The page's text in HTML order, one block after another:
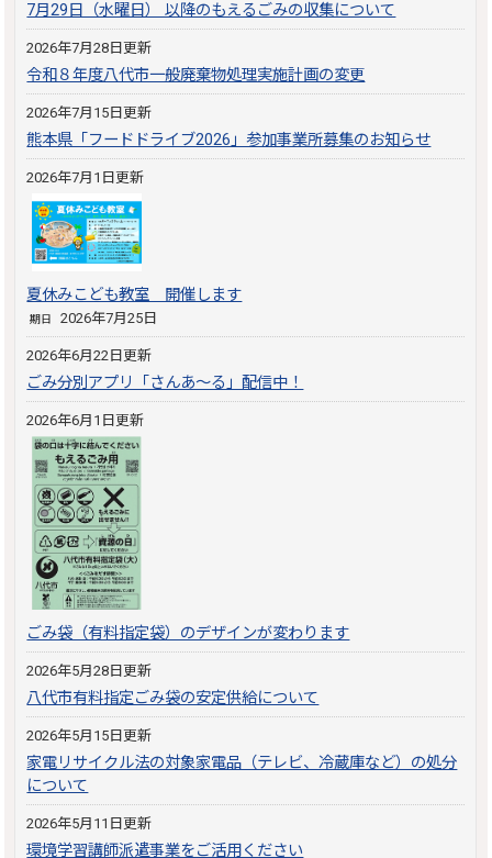
7月29日（水曜日） 以降のもえるごみの収集について
2026年7月28日更新
令和８年度八代市一般廃棄物処理実施計画の変更
2026年7月15日更新
熊本県「フードドライブ2026」参加事業所募集のお知らせ
2026年7月1日更新
夏休みこども教室 開催します
期日 2026年7月25日
2026年6月22日更新
ごみ分別アプリ「さんあ～る」配信中！
2026年6月1日更新
ごみ袋（有料指定袋）のデザインが変わります
2026年5月28日更新
八代市有料指定ごみ袋の安定供給について
2026年5月15日更新
家電リサイクル法の対象家電品（テレビ、冷蔵庫など）の処分
について
2026年5月11日更新
環境学習講師派遣事業をご活用ください